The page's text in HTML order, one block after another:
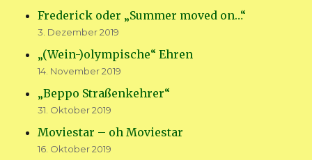
Frederick oder „Summer moved on…“
3. Dezember 2019
„(Wein-)olympische“ Ehren
14. November 2019
„Beppo Straßenkehrer“
31. Oktober 2019
Moviestar – oh Moviestar
16. Oktober 2019